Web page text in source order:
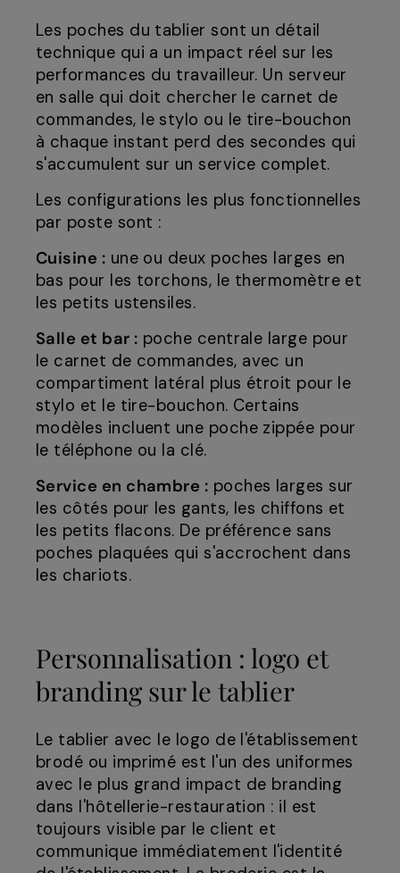
Les poches du tablier sont un détail
technique qui a un impact réel sur les
performances du travailleur. Un serveur
en salle qui doit chercher le carnet de
commandes, le stylo ou le tire-bouchon
à chaque instant perd des secondes qui
s'accumulent sur un service complet.
Les configurations les plus fonctionnelles
par poste sont :
Cuisine : une ou deux poches larges en
bas pour les torchons, le thermomètre et
les petits ustensiles.
Salle et bar : poche centrale large pour
le carnet de commandes, avec un
compartiment latéral plus étroit pour le
stylo et le tire-bouchon. Certains
modèles incluent une poche zippée pour
le téléphone ou la clé.
Service en chambre : poches larges sur
les côtés pour les gants, les chiffons et
les petits flacons. De préférence sans
poches plaquées qui s'accrochent dans
les chariots.
Personnalisation : logo et
branding sur le tablier
Le tablier avec le logo de l'établissement
brodé ou imprimé est l'un des uniformes
avec le plus grand impact de branding
dans l'hôtellerie-restauration : il est
toujours visible par le client et
communique immédiatement l'identité